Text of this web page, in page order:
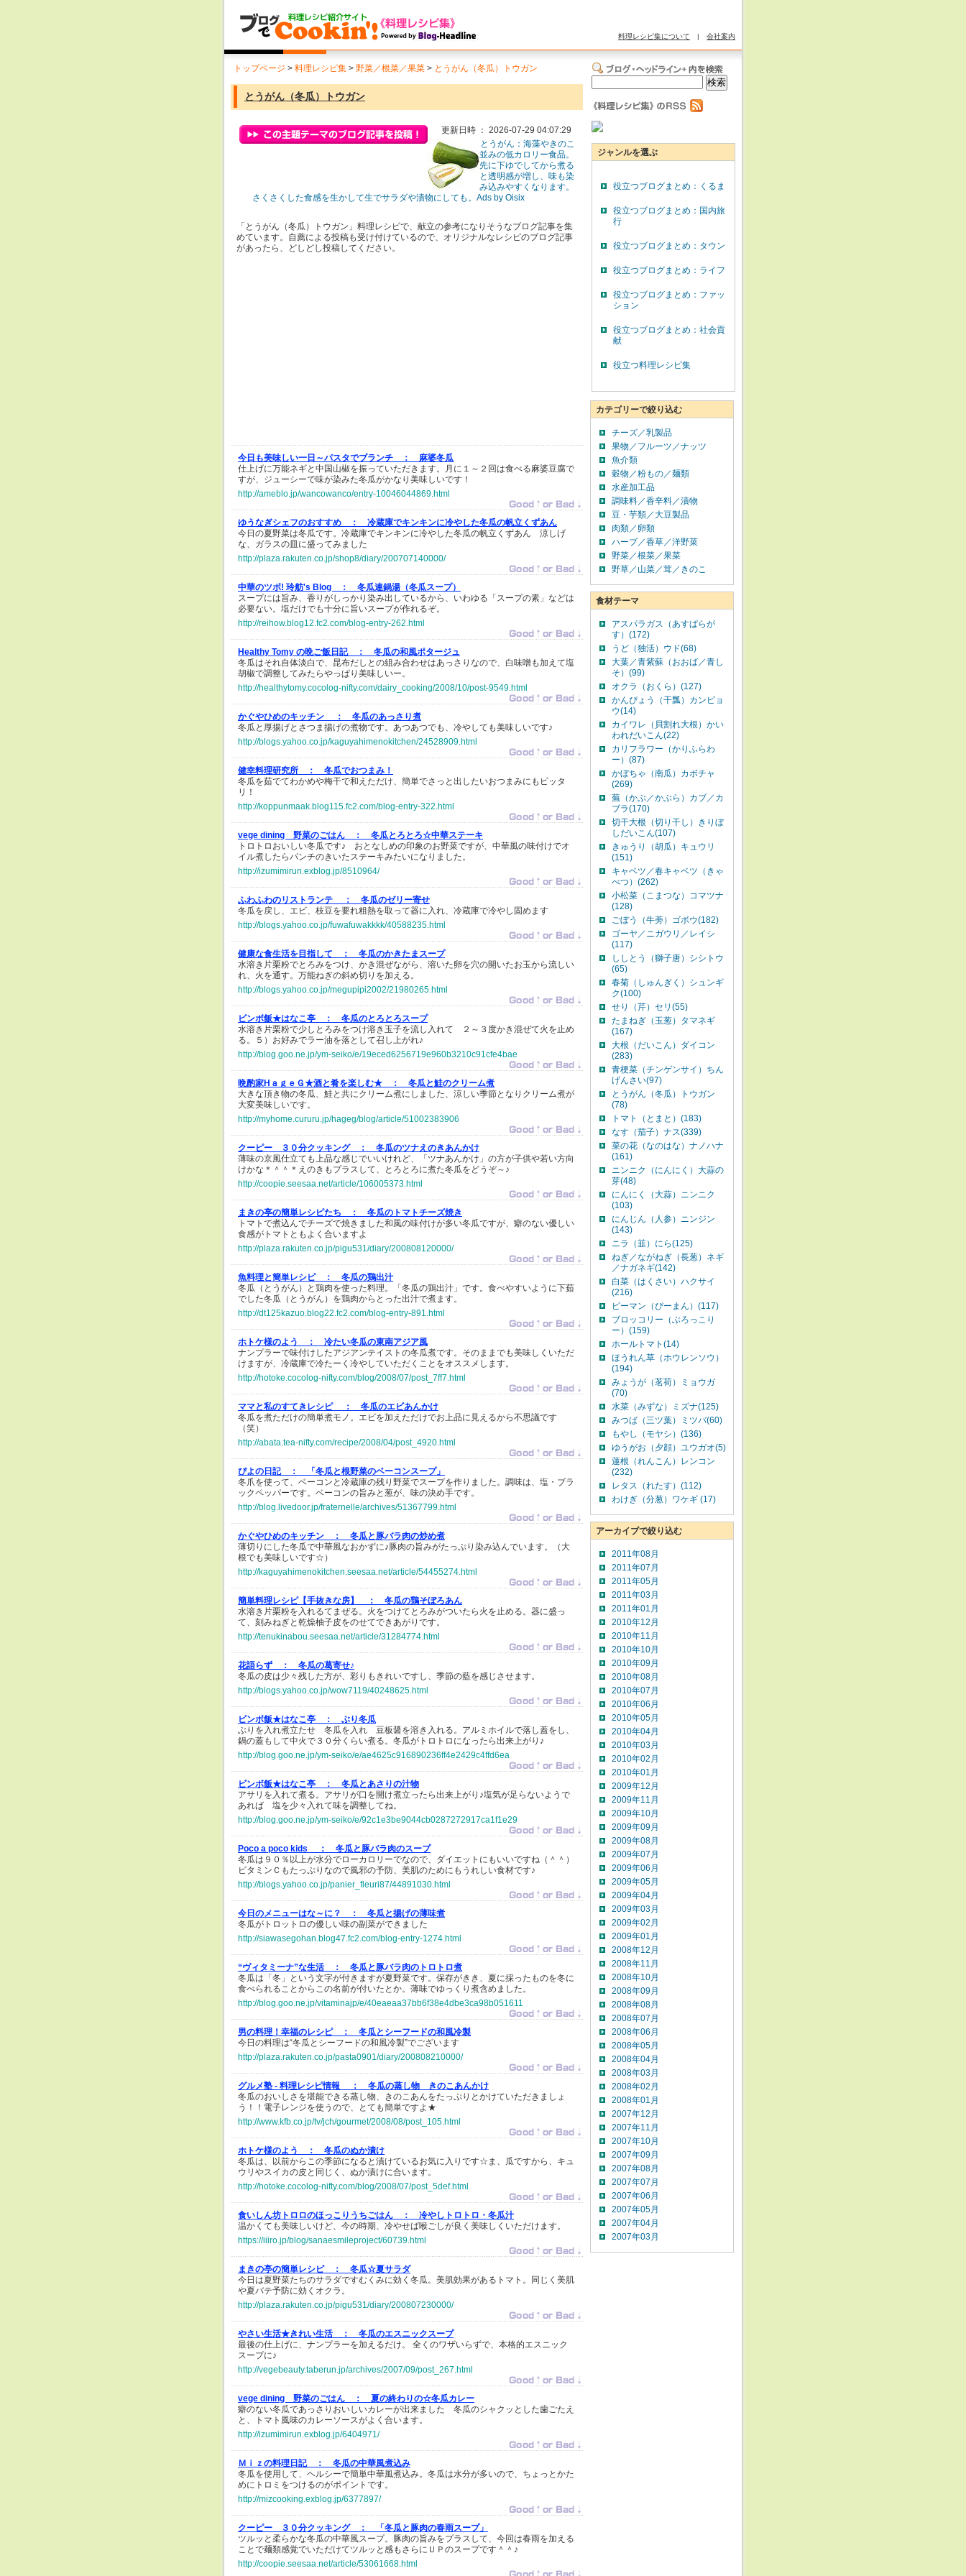
料理レシピ集について | 会社案内
トップページ > 料理レシピ集 > 野菜／根菜／果菜 > とうがん（冬瓜）トウガン
とうがん（冬瓜）トウガン
更新日時 ： 2026-07-29 04:07:29
とうがん：海藻やきのこ
並みの低カロリー食品。
先に下ゆでしてから煮る
と透明感が増し、味も染
み込みやすくなります。
さくさくした食感を生かして生でサラダや漬物にしても。Ads by Oisix
「とうがん（冬瓜）トウガン」料理レシピで、献立の参考になりそうなブログ記事を集
めています。自薦による投稿も受け付けているので、オリジナルなレシピのブログ記事
があったら、どしどし投稿してください。
今日も美味しい一日～パスタでブランチ ：
麻婆冬瓜
仕上げに万能ネギと中国山椒を振っていただきます。月に１～２回は食べる麻婆豆腐で
すが、ジューシーで味が染みた冬瓜がかなり美味しいです！
http://ameblo.jp/wancowanco/entry-10046044869.html
ゆうなぎシェフのおすすめ ：
冷蔵庫でキンキンに冷やした冬瓜の帆立くずあん
今日の夏野菜は冬瓜です。冷蔵庫でキンキンに冷やした冬瓜の帆立くずあん 涼しげ
な、ガラスの皿に盛ってみました
http://plaza.rakuten.co.jp/shop8/diary/200707140000/
中華のツボ! 玲舫's Blog ：
冬瓜連鍋湯（冬瓜スープ）
スープには旨み、香りがしっかり染み出しているから、いわゆる「スープの素」などは
必要ない。塩だけでも十分に旨いスープが作れるぞ。
http://reihow.blog12.fc2.com/blog-entry-262.html
Healthy Tomy の晩ご飯日記 ：
冬瓜の和風ポタージュ
冬瓜はそれ自体淡白で、昆布だしとの組み合わせはあっさりなので、白味噌も加えて塩
胡椒で調整してみたらやっぱり美味しいー。
http://healthytomy.cocolog-nifty.com/dairy_cooking/2008/10/post-9549.html
かぐやひめのキッチン ：
冬瓜のあっさり煮
冬瓜と厚揚げとさつま揚げの煮物です。あつあつでも、冷やしても美味しいです♪
http://blogs.yahoo.co.jp/kaguyahimenokitchen/24528909.html
健幸料理研究所 ：
冬瓜でおつまみ！
冬瓜を茹でてわかめや梅干で和えただけ、簡単でさっと出したいおつまみにもピッタ
リ！
http://koppunmaak.blog115.fc2.com/blog-entry-322.html
vege dining 野菜のごはん ：
冬瓜とろとろ☆中華ステーキ
トロトロおいしい冬瓜です♪ おとなしめの印象のお野菜ですが、中華風の味付けでオ
イル煮したらパンチのきいたステーキみたいになりました。
http://izumimirun.exblog.jp/8510964/
ふわふわのリストランテ ：
冬瓜のゼリー寄せ
冬瓜を戻し、エビ、枝豆を要れ粗熱を取って器に入れ、冷蔵庫で冷やし固めます
http://blogs.yahoo.co.jp/fuwafuwakkkk/40588235.html
健康な食生活を目指して ：
冬瓜のかきたまスープ
水溶き片栗粉でとろみをつけ、かき混ぜながら、溶いた卵を穴の開いたお玉から流しい
れ、火を通す。万能ねぎの斜め切りを加える。
http://blogs.yahoo.co.jp/megupipi2002/21980265.html
ビンボ飯★はなこ亭 ：
冬瓜のとろとろスープ
水溶き片栗粉で少しとろみをつけ溶き玉子を流し入れて ２～３度かき混ぜて火を止め
る。５）お好みでラー油を落として召し上がれ♪
http://blog.goo.ne.jp/ym-seiko/e/19eced6256719e960b3210c91cfe4bae
晩酌家HａｇｅＧ★酒と肴を楽しむ★ ：
冬瓜と鮭のクリーム煮
大きな頂き物の冬瓜、鮭と共にクリーム煮にしました、涼しい季節となりクリーム煮が
大変美味しいです。
http://myhome.cururu.jp/hageg/blog/article/51002383906
クーピー ３０分クッキング ：
冬瓜のツナえのきあんかけ
薄味の京風仕立ても上品な感じでいいけれど、「ツナあんかけ」の方が子供や若い方向
けかな＊＾＾＊えのきもプラスして、とろとろに煮た冬瓜をどうぞ～♪
http://coopie.seesaa.net/article/106005373.html
まきの亭の簡単レシピたち ：
冬瓜のトマトチーズ焼き
トマトで煮込んでチーズで焼きました和風の味付けが多い冬瓜ですが、癖のない優しい
食感がトマトともよく合いますよ
http://plaza.rakuten.co.jp/pigu531/diary/200808120000/
魚料理と簡単レシピ ：
冬瓜の鶏出汁
冬瓜（とうがん）と鶏肉を使った料理。「冬瓜の鶏出汁」です。食べやすいように下茹
でした冬瓜（とうがん）を鶏肉からとった出汁で煮ます。
http://dt125kazuo.blog22.fc2.com/blog-entry-891.html
ホトケ様のよう ：
冷たい冬瓜の東南アジア風
ナンプラーで味付けしたアジアンテイストの冬瓜煮です。そのままでも美味しくいただ
けますが、冷蔵庫で冷たーく冷やしていただくことをオススメします。
http://hotoke.cocolog-nifty.com/blog/2008/07/post_7ff7.html
ママと私のすてきレシピ ：
冬瓜のエビあんかけ
冬瓜を煮ただけの簡単煮モノ。エビを加えただけでお上品に見えるから不思議です
（笑）
http://abata.tea-nifty.com/recipe/2008/04/post_4920.html
ぴよの日記 ：
「冬瓜と根野菜のベーコンスープ」
冬爪を使って、ベーコンと冷蔵庫の残り野菜でスープを作りました。調味は、塩・ブラ
ックペッパーです。ベーコンの旨みと葱が、味の決め手です。
http://blog.livedoor.jp/fraternelle/archives/51367799.html
かぐやひめのキッチン ：
冬瓜と豚バラ肉の炒め煮
薄切りにした冬瓜で中華風なおかずに♪豚肉の旨みがたっぷり染み込んでいます。（大
根でも美味しいです☆）
http://kaguyahimenokitchen.seesaa.net/article/54455274.html
簡単料理レシピ【手抜きな房】 ：
冬瓜の鶏そぼろあん
水溶き片栗粉を入れるてまぜる。火をつけてとろみがついたら火を止める。器に盛っ
て、刻みねぎと乾燥柚子皮をのせてできあがりです。
http://tenukinabou.seesaa.net/article/31284774.html
花語らず ：
冬瓜の葛寄せ♪
冬瓜の皮は少々残した方が、彩りもきれいですし、季節の藍を感じさせます。
http://blogs.yahoo.co.jp/wow7119/40248625.html
ビンボ飯★はなこ亭 ：
ぶり冬瓜
ぶりを入れ煮立たせ 冬瓜を入れ 豆板醤を溶き入れる。アルミホイルで落し蓋をし、
鍋の蓋もして中火で３０分くらい煮る。冬瓜がトロトロになったら出来上がり♪
http://blog.goo.ne.jp/ym-seiko/e/ae4625c916890236ff4e2429c4ffd6ea
ビンボ飯★はなこ亭 ：
冬瓜とあさりの汁物
アサリを入れて煮る。アサリが口を開け煮立ったら出来上がり♪塩気が足らないようで
あれば 塩を少々入れて味を調整してね。
http://blog.goo.ne.jp/ym-seiko/e/92c1e3be9044cb0287272917ca1f1e29
Poco a poco kids ：
冬瓜と豚バラ肉のスープ
冬瓜は９０％以上が水分でローカロリーでなので、ダイエットにもいいですね（＾＾）
ビタミンＣもたっぷりなので風邪の予防、美肌のためにもうれしい食材です♪
http://blogs.yahoo.co.jp/panier_fleuri87/44891030.html
今日のメニューはな～に？ ：
冬瓜と揚げの薄味煮
冬瓜がトロットロの優しい味の副菜ができました
http://siawasegohan.blog47.fc2.com/blog-entry-1274.html
“ヴィタミーナ”な生活 ：
冬瓜と豚バラ肉のトロトロ煮
冬瓜は「冬」という文字が付きますが夏野菜です。保存がきき、夏に採ったものを冬に
食べられることからこの名前が付いたとか。薄味でゆっくり煮含めました。
http://blog.goo.ne.jp/vitaminajp/e/40eaeaa37bb6f38e4dbe3ca98b051611
男の料理！幸福のレシピ ：
冬瓜とシーフードの和風冷製
今日の料理は“冬瓜とシーフードの和風冷製”でございます
http://plaza.rakuten.co.jp/pasta0901/diary/200808210000/
グルメ塾 - 料理レシピ情報 ：
冬瓜の蒸し物 きのこあんかけ
冬瓜のおいしさを堪能できる蒸し物、きのこあんをたっぷりとかけていただきましょ
う！！電子レンジを使うので、とても簡単ですよ★
http://www.kfb.co.jp/tv/jch/gourmet/2008/08/post_105.html
ホトケ様のよう ：
冬瓜のぬか漬け
冬瓜は、以前からこの季節になると漬けているお気に入りです☆ま、瓜ですから、キュ
ウリやスイカの皮と同じく、ぬか漬けに合います。
http://hotoke.cocolog-nifty.com/blog/2008/07/post_5def.html
食いしん坊トロロのほっこりうちごはん ：
冷やしトロトロ・冬瓜汁
温かくても美味しいけど、今の時期、冷やせば喉ごしが良く美味しくいただけます。
https://iiiro.jp/blog/sanaesmileproject/60739.html
まきの亭の簡単レシピ ：
冬瓜☆夏サラダ
今日は夏野菜たちのサラダですむくみに効く冬瓜。美肌効果があるトマト。同じく美肌
や夏バテ予防に効くオクラ。
http://plaza.rakuten.co.jp/pigu531/diary/200807230000/
やさい生活★きれい生活 ：
冬瓜のエスニックスープ
最後の仕上げに、ナンプラーを加えるだけ。 全くのワザいらずで、本格的エスニック
スープに♪
http://vegebeauty.taberun.jp/archives/2007/09/post_267.html
vege dining 野菜のごはん ：
夏の終わりの☆冬瓜カレー
癖のない冬瓜であっさりおいしいカレーが出来ました 冬瓜のシャクッとした歯ごたえ
と、トマト風味のカレーソースがよく合います。
http://izumimirun.exblog.jp/6404971/
Ｍｉｚの料理日記 ：
冬瓜の中華風煮込み
冬瓜を使用して、ヘルシーで簡単中華風煮込み。冬瓜は水分が多いので、ちょっとかた
めにトロミをつけるのがポイントです。
http://mizcooking.exblog.jp/6377897/
クーピー ３０分クッキング ：
「冬瓜と豚肉の春雨スープ」
ツルッと柔らかな冬瓜の中華風スープ。豚肉の旨みをプラスして、今回は春雨を加える
ことで麺類感覚でいただけてツルッと感もさらにＵＰのスープです＾＾♪
http://coopie.seesaa.net/article/53061668.html
ジャンルを選ぶ
役立つブログまとめ：くるま
役立つブログまとめ：国内旅
行
役立つブログまとめ：タウン
役立つブログまとめ：ライフ
役立つブログまとめ：ファッ
ション
役立つブログまとめ：社会貢
献
役立つ料理レシピ集
カテゴリーで絞り込む
チーズ／乳製品
果物／フルーツ／ナッツ
魚介類
穀物／粉もの／麺類
水産加工品
調味料／香辛料／漬物
豆・芋類／大豆製品
肉類／卵類
ハーブ／香草／洋野菜
野菜／根菜／果菜
野草／山菜／茸／きのこ
食材テーマ
アスパラガス（あすぱらが
す）(172)
うど（独活）ウド(68)
大葉／青紫蘇（おおば／青し
そ）(99)
オクラ（おくら）(127)
かんぴょう（干瓢）カンピョ
ウ(14)
カイワレ（貝割れ大根）かい
われだいこん(22)
カリフラワー（かりふらわ
ー）(87)
かぼちゃ（南瓜）カボチャ
(269)
蕪（かぶ／かぶら）カブ／カ
ブラ(170)
切干大根（切り干し）きりぼ
しだいこん(107)
きゅうり（胡瓜）キュウリ
(151)
キャベツ／春キャベツ（きゃ
べつ）(262)
小松菜（こまつな）コマツナ
(128)
ごぼう（牛蒡）ゴボウ(182)
ゴーヤ／ニガウリ／レイシ
(117)
ししとう（獅子唐）シシトウ
(65)
春菊（しゅんぎく）シュンギ
ク(100)
せり（芹）セリ(55)
たまねぎ（玉葱）タマネギ
(167)
大根（だいこん）ダイコン
(283)
青梗菜（チンゲンサイ）ちん
げんさい(97)
とうがん（冬瓜）トウガン
(78)
トマト（とまと）(183)
なす（茄子）ナス(339)
菜の花（なのはな）ナノハナ
(161)
ニンニク（にんにく）大蒜の
芽(48)
にんにく（大蒜）ニンニク
(103)
にんじん（人参）ニンジン
(143)
ニラ（韮）にら(125)
ねぎ／ながねぎ（長葱）ネギ
／ナガネギ(142)
白菜（はくさい）ハクサイ
(216)
ピーマン（ぴーまん）(117)
ブロッコリー（ぶろっこり
ー）(159)
ホールトマト(14)
ほうれん草（ホウレンソウ）
(194)
みょうが（茗荷）ミョウガ
(70)
水菜（みずな）ミズナ(125)
みつば（三ツ葉）ミツバ(60)
もやし（モヤシ）(136)
ゆうがお（夕顔）ユウガオ(5)
蓮根（れんこん）レンコン
(232)
レタス（れたす）(112)
わけぎ（分葱）ワケギ (17)
アーカイブで絞り込む
2011年08月
2011年07月
2011年05月
2011年03月
2011年01月
2010年12月
2010年11月
2010年10月
2010年09月
2010年08月
2010年07月
2010年06月
2010年05月
2010年04月
2010年03月
2010年02月
2010年01月
2009年12月
2009年11月
2009年10月
2009年09月
2009年08月
2009年07月
2009年06月
2009年05月
2009年04月
2009年03月
2009年02月
2009年01月
2008年12月
2008年11月
2008年10月
2008年09月
2008年08月
2008年07月
2008年06月
2008年05月
2008年04月
2008年03月
2008年02月
2008年01月
2007年12月
2007年11月
2007年10月
2007年09月
2007年08月
2007年07月
2007年06月
2007年05月
2007年04月
2007年03月